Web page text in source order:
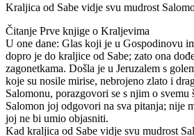
Kraljica od Sabe vidje svu mudrost
Čitanje Prve knjige o Kraljevima
U one dane: Glas koji je u Gospodinovu
dopro je do kraljice od Sabe; zato ona
zagonetkama. Došla je u Jeruzalem s
koje su nosile mirise, nebrojeno zlato i
Salomonu, porazgovori se s njim o svemu
Salomon joj odgovori na sva pitanja; nije
joj ne bi umio objasniti.
Kad kraljica od Sabe vidje svu mudrost